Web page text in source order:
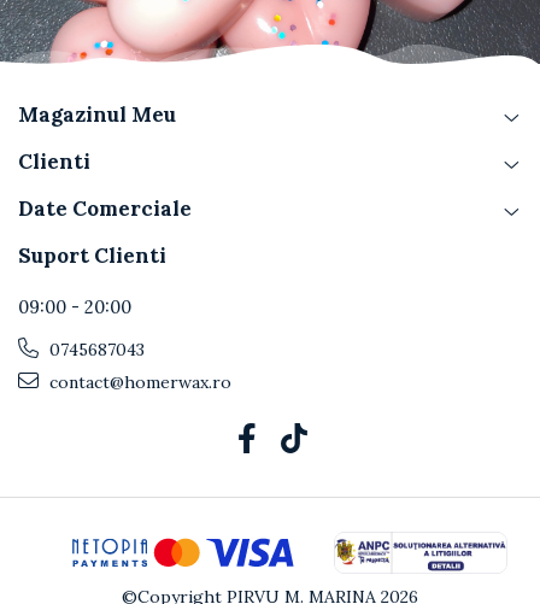
Magazinul Meu
Clienti
Date Comerciale
Suport Clienti
09:00 - 20:00
0745687043
contact@homerwax.ro
©Copyright PIRVU M. MARINA 2026